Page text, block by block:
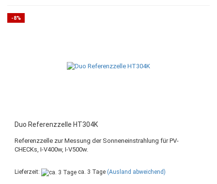
-8%
Duo Referenzzelle HT304K
Referenzzelle zur Messung der Sonneneinstrahlung für PV-
CHECKs, I-V400w, I-V500w.
Lieferzeit: ca. 3 Tage (Ausland abweichend)